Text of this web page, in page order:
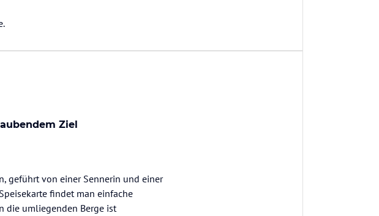
Ziel
geführt von einer Sennerin und einer
findet man einfache
die umliegenden Berge ist